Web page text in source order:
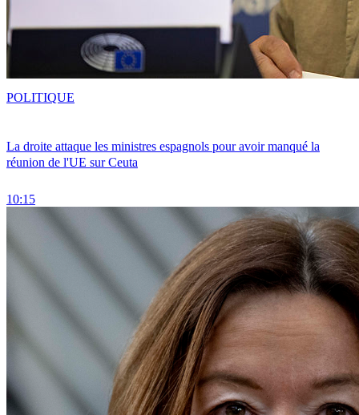
La droite attaque les ministres espagnols pour avoir manqué la
réunion de l'UE sur Ceuta
10:15
POLITIQUE